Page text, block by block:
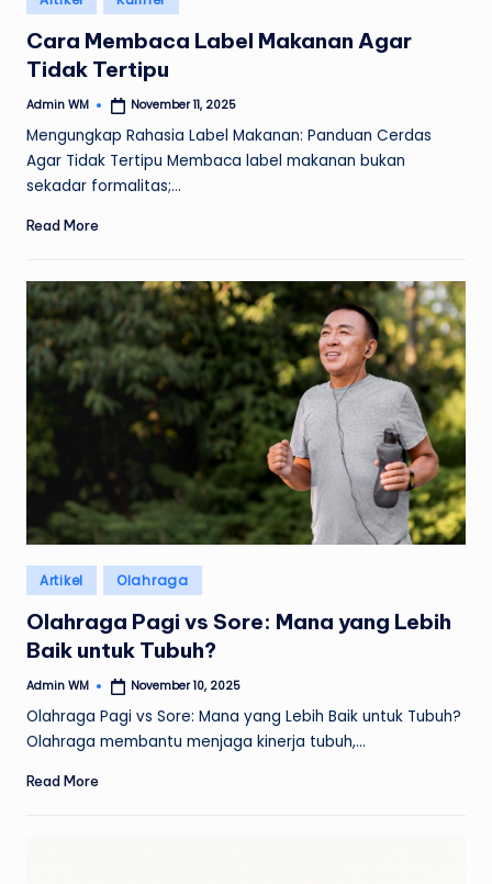
in
Cara Membaca Label Makanan Agar
Tidak Tertipu
Posted
Admin WM November 11, 2025
Mengungkap Rahasia Label Makanan: Panduan Cerdas
Agar Tidak Tertipu Membaca label makanan bukan
sekadar formalitas;…
Read More
Posted
in
Artikel Olahraga
Olahraga Pagi vs Sore: Mana yang Lebih
Baik untuk Tubuh?
Posted
Admin WM November 10, 2025
Olahraga Pagi vs Sore: Mana yang Lebih Baik untuk Tubuh?
Olahraga membantu menjaga kinerja tubuh,…
Read More